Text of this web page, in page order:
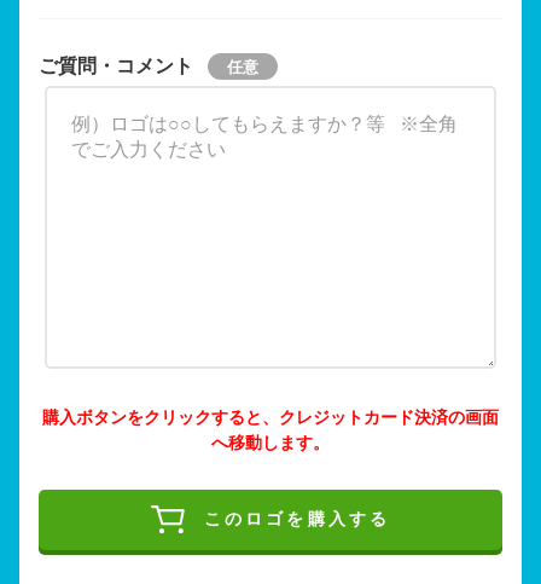
ご質問・コメント
購入ボタンをクリックすると、クレジットカード決済の画面
へ移動します。
このロゴを購入する